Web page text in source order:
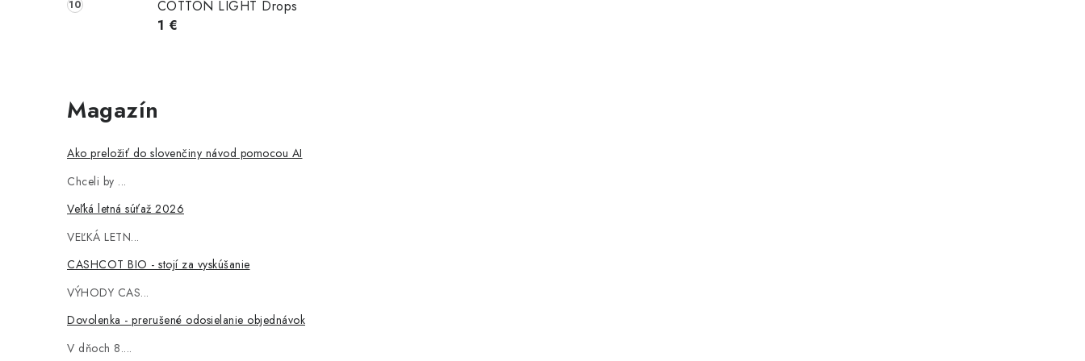
COTTON LIGHT Drops
1 €
Magazín
Ako preložiť do slovenčiny návod pomocou AI
Chceli by ...
Veľká letná súťaž 2026
VEĽKÁ LETN...
CASHCOT BIO - stojí za vyskúšanie
VÝHODY CAS...
Dovolenka - prerušené odosielanie objednávok
V dňoch 8....